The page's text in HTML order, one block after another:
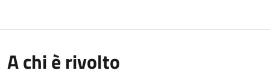
A chi è rivolto